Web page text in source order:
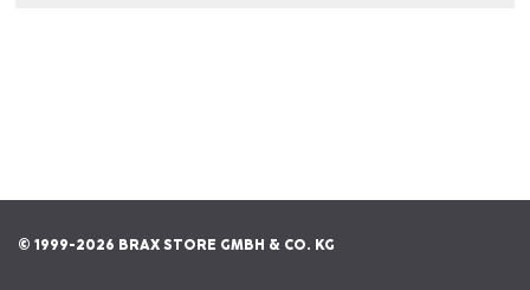
© 1999-2026 BRAX STORE GMBH & CO. KG